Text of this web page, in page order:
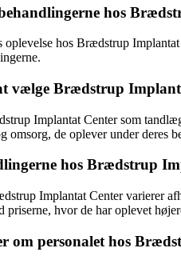
hos
oplevelse hos Brædstrup
vælge Brædstrup
Implantat Center som
omsorg, de oplever under deres
hos Brædstrup
Implantat Center varierer
priserne, hvor de har oplevet
om personalet hos